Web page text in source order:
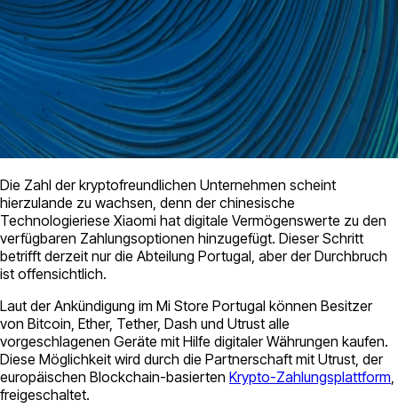
Die Zahl der kryptofreundlichen Unternehmen scheint
hierzulande zu wachsen, denn der chinesische
Technologieriese Xiaomi hat digitale Vermögenswerte zu den
verfügbaren Zahlungsoptionen hinzugefügt. Dieser Schritt
betrifft derzeit nur die Abteilung Portugal, aber der Durchbruch
ist offensichtlich.
Laut der Ankündigung im Mi Store Portugal können Besitzer
von Bitcoin, Ether, Tether, Dash und Utrust alle
vorgeschlagenen Geräte mit Hilfe digitaler Währungen kaufen.
Diese Möglichkeit wird durch die Partnerschaft mit Utrust, der
europäischen Blockchain-basierten Krypto-Zahlungsplattform
freigeschaltet.